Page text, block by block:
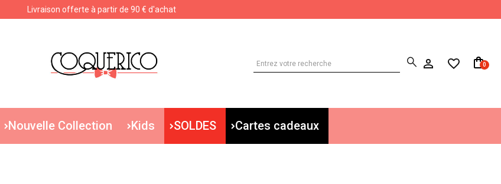
Livraison offerte à partir de 90 € d'achat
0
Nouvelle Collection Kids SOLDES Cartes cadeaux